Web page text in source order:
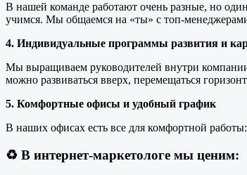
В нашей команде работают очень разные, но
учимся. Мы общаемся на «ты» с топ-
4. Индивидуальные программы развития и
Мы выращиваем руководителей внутри
можно развиваться вверх, перемещаться
5. Комфортные офисы и удобный график
В наших офисах есть все для комфортной
♻️ В интернет-маркетологе мы ценим: